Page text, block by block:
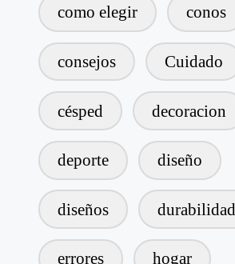
como elegir conos
consejos Cuidado
césped decoracion
deporte diseño
diseños durabilidad
errores hogar